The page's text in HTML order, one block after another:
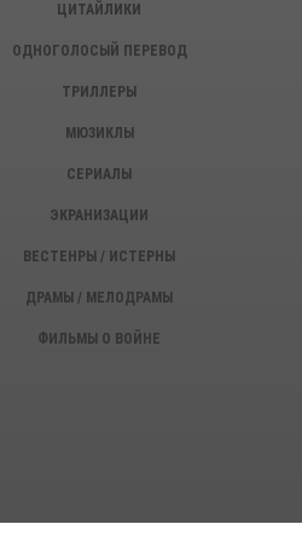
ЦИТАЙЛИКИ
ОДНОГОЛОСЫЙ ПЕРЕВОД
ТРИЛЛЕРЫ
МЮЗИКЛЫ
СЕРИАЛЫ
ЭКРАНИЗАЦИИ
ВЕСТЕНРЫ / ИСТЕРНЫ
ДРАМЫ / МЕЛОДРАМЫ
ФИЛЬМЫ О ВОЙНЕ